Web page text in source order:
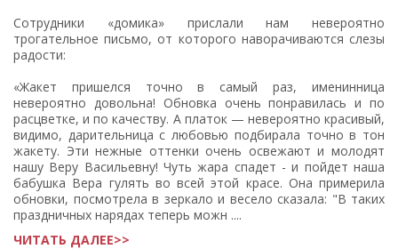
Сотрудники «домика» прислали нам невероятно
трогательное письмо, от которого наворачиваются слезы
радости:
«Жакет пришелся точно в самый раз, именинница
невероятно довольна! Обновка очень понравилась и по
расцветке, и по качеству. А платок — невероятно красивый,
видимо, дарительница с любовью подбирала точно в тон
жакету. Эти нежные оттенки очень освежают и молодят
нашу Веру Васильевну! Чуть жара спадет - и пойдет наша
бабушка Вера гулять во всей этой красе. Она примерила
обновки, посмотрела в зеркало и весело сказала: "В таких
праздничных нарядах теперь можн ....
ЧИТАТЬ ДАЛЕЕ>>